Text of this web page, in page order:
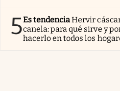
5Es tendenciaHervir
canela: para qué sirve y
hacerlo en todos los